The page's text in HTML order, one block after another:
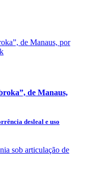
de Manaus,
desleal e uso